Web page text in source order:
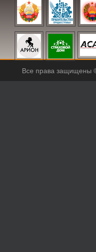
Все права защищены